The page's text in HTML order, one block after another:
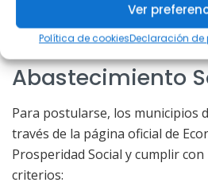
Ver
Política de cookiesDeclaración
Requisitos para
Postulaciónde
Abastecimiento
Para postularse, los municipios
través de la página oficial de
Prosperidad Social y cumplir
criterios: